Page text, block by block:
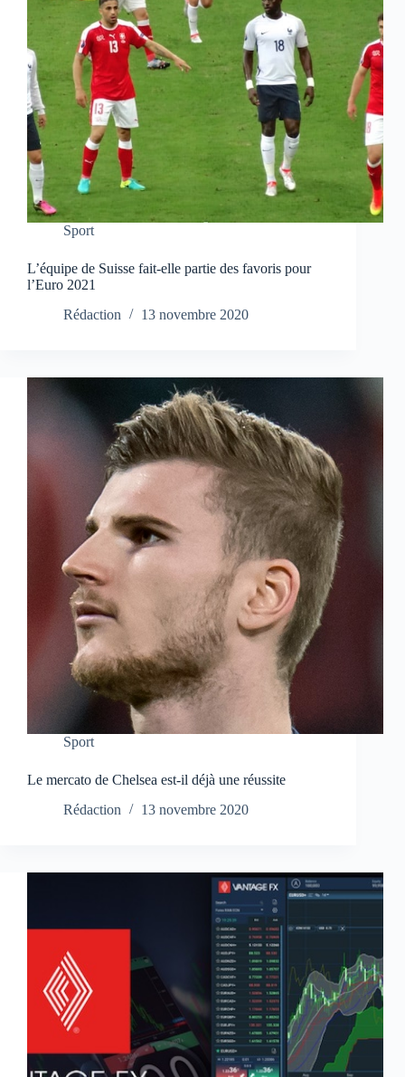
Sport
L’équipe de Suisse fait-elle partie des favoris pour
l’Euro 2021
Rédaction
13 novembre 2020
Sport
Le mercato de Chelsea est-il déjà une réussite
Rédaction
13 novembre 2020